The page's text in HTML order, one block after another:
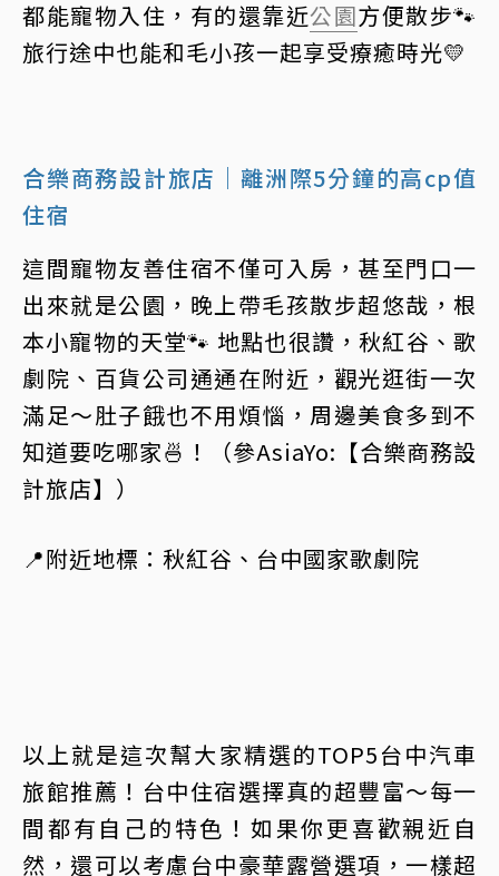
都能寵物入住，有的還靠近公園方便散步🐾
旅行途中也能和毛小孩一起享受療癒時光💛
合樂商務設計旅店｜離洲際5分鐘的高cp值
住宿
這間寵物友善住宿不僅可入房，甚至門口一
出來就是公園，晚上帶毛孩散步超悠哉，根
本小寵物的天堂🐾 地點也很讚，秋紅谷、歌
劇院、百貨公司通通在附近，觀光逛街一次
滿足～肚子餓也不用煩惱，周邊美食多到不
知道要吃哪家🍜！（參AsiaYo:【合樂商務設
計旅店】）
📍附近地標：秋紅谷、台中國家歌劇院
以上就是這次幫大家精選的TOP5台中汽車
旅館推薦！台中住宿選擇真的超豐富～每一
間都有自己的特色！如果你更喜歡親近自
然，還可以考慮台中豪華露營選項，一樣超